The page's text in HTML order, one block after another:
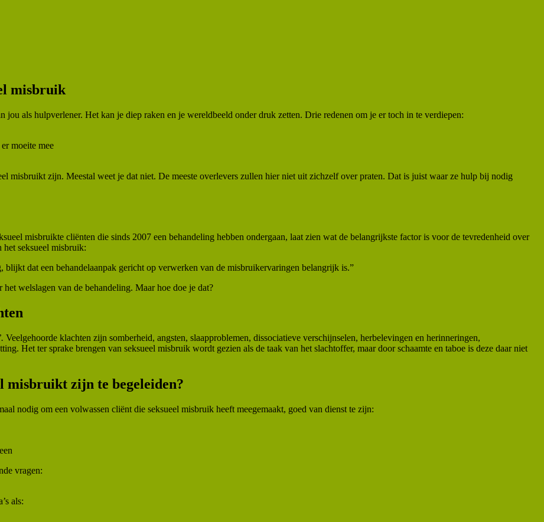
misbruik
als hulpverlener. Het kan je diep raken en je wereldbeeld onder druk zetten. Drie redenen om je er toch in te verdiepen:
moeite mee
misbruikt zijn. Meestal weet je dat niet. De meeste overlevers zullen hier niet uit zichzelf over praten. Dat is juist waar ze hulp bij nodig
misbruikte cliënten die sinds 2007 een behandeling hebben ondergaan, laat zien wat de belangrijkste factor is voor de tevredenheid over
seksueel misbruik:
blijkt dat een behandelaanpak gericht op verwerken van de misbruikervaringen belangrijk is.”
welslagen van de behandeling. Maar hoe doe je dat?
Veelgehoorde klachten zijn somberheid, angsten, slaapproblemen, dissociatieve verschijnselen, herbelevingen en herinneringen,
Het ter sprake brengen van seksueel misbruik wordt gezien als de taak van het slachtoffer, maar door schaamte en taboe is deze daar niet
misbruikt zijn te begeleiden?
nodig om een volwassen cliënt die seksueel misbruik heeft meegemaakt, goed van dienst te zijn:
vragen:
als: